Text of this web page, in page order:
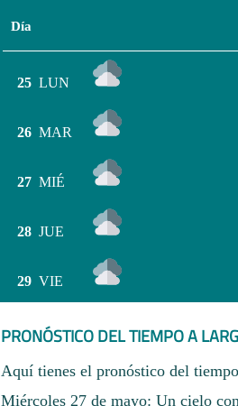
Día
25 LUN
26 MAR
27 MIÉ
28 JUE
29 VIE
PRONÓSTICO DEL TIEMPO A
Aquí tienes el pronóstico del
Miércoles 27 de mayo: Un cielo